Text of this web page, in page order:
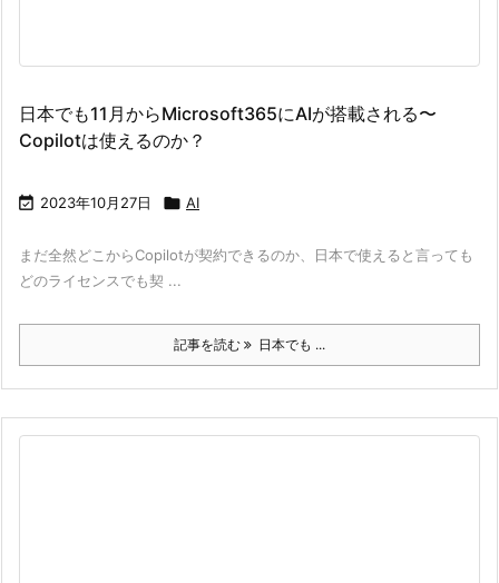
日本でも11月からMicrosoft365にAIが搭載される〜
Copilotは使えるのか？
 2023年10月27日  AI
まだ全然どこからCopilotが契約できるのか、日本で使えると言っても
どのライセンスでも契 ...
記事を読む 日本でも ...